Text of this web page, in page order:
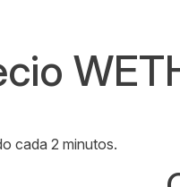
cada 2 minutos.